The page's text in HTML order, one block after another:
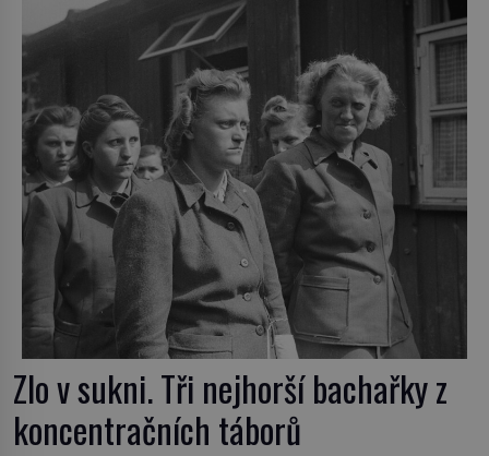
nejpodivnějších a zároveň nejkrutějších zvyků […]
Zlo v sukni. Tři nejhorší bachařky z
koncentračních táborů